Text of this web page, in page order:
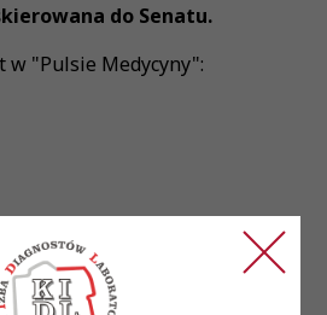
do Senatu.
w "Pulsie Medycyny":